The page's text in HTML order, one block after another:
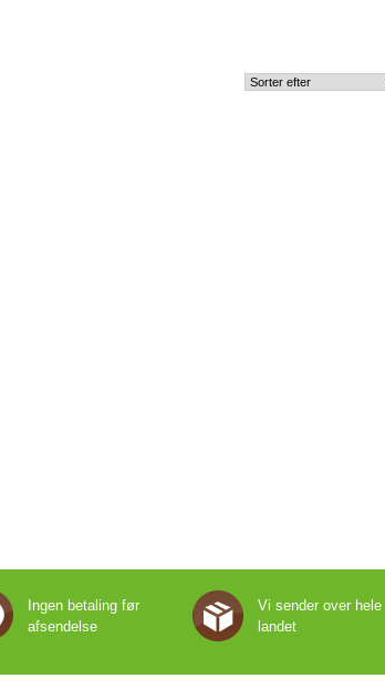
Ingen betaling før
afsendelse
Vi sender over hele
landet